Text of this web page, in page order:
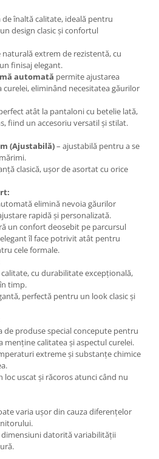
înaltă calitate, ideală pentru
design clasic și confortul
extrem de rezistentă, cu
finisaj elegant.
automată permite ajustarea
curelei, eliminând necesitatea găurilor
atât la pantaloni cu betelie lată,
fiind un accesoriu versatil și stilat.
(Ajustabilă)– ajustabilă pentru a se
clasică, ușor de asortat cu orice
elimină nevoia găurilor
rapidă și personalizată.
un confort deosebit pe parcursul
îl face potrivit atât pentru
cele formale.
cu durabilitate excepțională,
timp.
perfectă pentru un look clasic și
de produse special concepute pentru
menține calitatea și aspectul curelei.
extreme și substanțe chimice
loc uscat și răcoros atunci când nu
varia ușor din cauza diferențelor
datorită variabilității